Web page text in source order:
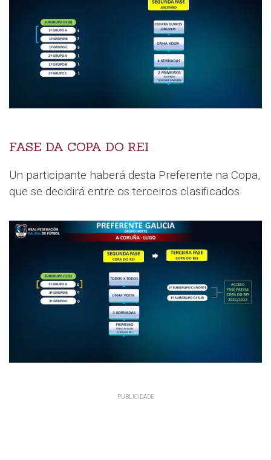
FASE DA COPA DO REI
Un participante haberá desta Preferente na Copa,
que se decidirá entre os terceiros clasificados.